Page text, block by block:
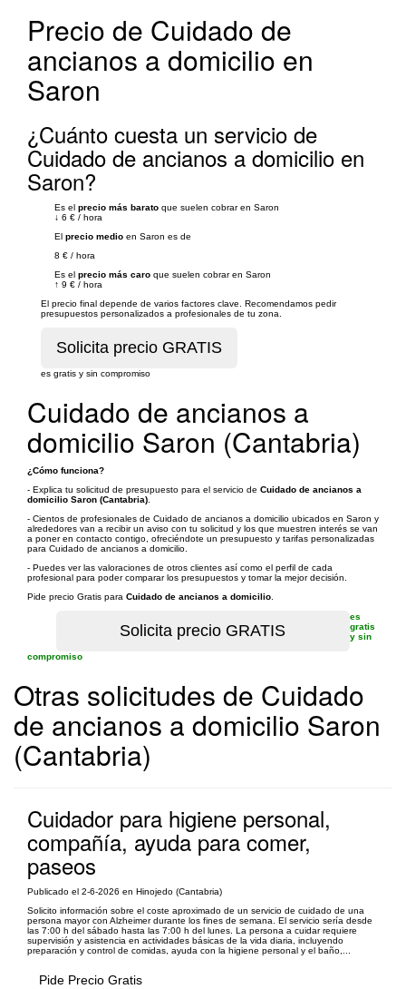
Precio de Cuidado de
ancianos a domicilio en
Saron
¿Cuánto cuesta un servicio de
Cuidado de ancianos a domicilio en
Saron?
Es el precio más barato que suelen cobrar en Saron
↓ 6 € / hora
El precio medio en Saron es de
8 € / hora
Es el precio más caro que suelen cobrar en Saron
↑ 9 € / hora
El precio final depende de varios factores clave. Recomendamos pedir
presupuestos personalizados a profesionales de tu zona.
es gratis y sin compromiso
Cuidado de ancianos a
domicilio Saron (Cantabria)
¿Cómo funciona?
- Explica tu solicitud de presupuesto para el servicio de Cuidado de ancianos a
domicilio Saron (Cantabria)
- Cientos de profesionales de Cuidado de ancianos a domicilio ubicados en Saron y
alrededores van a recibir un aviso con tu solicitud y los que muestren interés se van
a poner en contacto contigo, ofreciéndote un presupuesto y tarifas personalizadas
para Cuidado de ancianos a domicilio.
- Puedes ver las valoraciones de otros clientes así como el perfil de cada
profesional para poder comparar los presupuestos y tomar la mejor decisión.
Pide precio Gratis para Cuidado de ancianos a domicilio
es
gratis
y sin
compromiso
Otras solicitudes de Cuidado
de ancianos a domicilio Saron
(Cantabria)
Cuidador para higiene personal,
compañía, ayuda para comer,
paseos
Publicado el 2-6-2026 en Hinojedo (Cantabria)
Solicito información sobre el coste aproximado de un servicio de cuidado de una
persona mayor con Alzheimer durante los fines de semana. El servicio sería desde
las 7:00 h del sábado hasta las 7:00 h del lunes. La persona a cuidar requiere
supervisión y asistencia en actividades básicas de la vida diaria, incluyendo
preparación y control de comidas, ayuda con la higiene personal y el baño,...
Pide Precio Gratis